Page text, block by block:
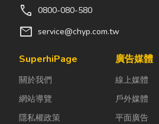
了東方的浪漫
色彩與儀式
著生活節奏加
因工作繁忙而
忘記節日，或
是苦惱於「七
床。潮濕陰暗
吸引白蟻、蛾
藏匿，不僅影
響環境整潔，
更可能...
call 0800-080-580
mail service@chyp.com.tw
SuperhiPage
關於我們
網站導覽
隱私權政策
廣告媒體
線上媒體
戶外媒體
平面廣告